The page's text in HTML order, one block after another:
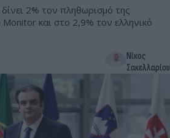
2% τον πληθωρισμό της
και στο 2,9% τον ελληνικό
Νίκος
Σακελλαρίου